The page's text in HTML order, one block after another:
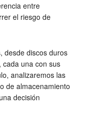
entre
el riesgo de
desde discos duros
cada una con sus
analizaremos las
de almacenamiento
decisión